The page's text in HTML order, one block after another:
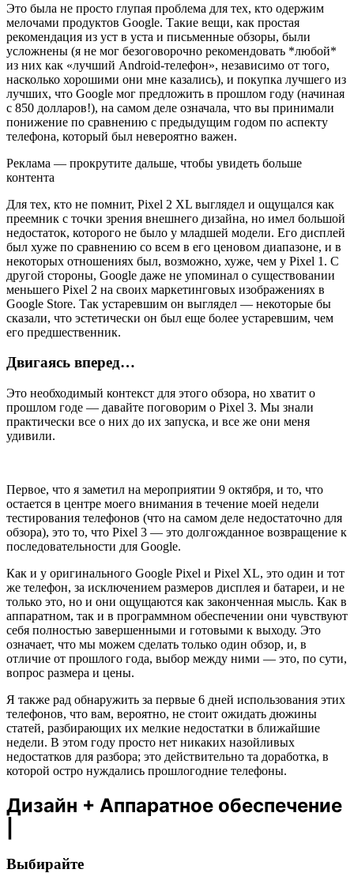
Это была не просто глупая проблема для тех, кто одержим
мелочами продуктов Google. Такие вещи, как простая
рекомендация из уст в уста и письменные обзоры, были
усложнены (я не мог безоговорочно рекомендовать *любой*
из них как «лучший Android-телефон», независимо от того,
насколько хорошими они мне казались), и покупка лучшего из
лучших, что Google мог предложить в прошлом году (начиная
с 850 долларов!), на самом деле означала, что вы принимали
понижение по сравнению с предыдущим годом по аспекту
телефона, который был невероятно важен.
Реклама — прокрутите дальше, чтобы увидеть больше
контента
Для тех, кто не помнит, Pixel 2 XL выглядел и ощущался как
преемник с точки зрения внешнего дизайна, но имел большой
недостаток, которого не было у младшей модели. Его дисплей
был хуже по сравнению со всем в его ценовом диапазоне, и в
некоторых отношениях был, возможно, хуже, чем у Pixel 1. С
другой стороны, Google даже не упоминал о существовании
меньшего Pixel 2 на своих маркетинговых изображениях в
Google Store. Так устаревшим он выглядел — некоторые бы
сказали, что эстетически он был еще более устаревшим, чем
его предшественник.
Двигаясь вперед…
Это необходимый контекст для этого обзора, но хватит о
прошлом годе — давайте поговорим о Pixel 3. Мы знали
практически все о них до их запуска, и все же они меня
удивили.
Первое, что я заметил на мероприятии 9 октября, и то, что
остается в центре моего внимания в течение моей недели
тестирования телефонов (что на самом деле недостаточно для
обзора), это то, что Pixel 3 — это долгожданное возвращение к
последовательности для Google.
Как и у оригинального Google Pixel и Pixel XL, это один и тот
же телефон, за исключением размеров дисплея и батареи, и не
только это, но и они ощущаются как законченная мысль. Как в
аппаратном, так и в программном обеспечении они чувствуют
себя полностью завершенными и готовыми к выходу. Это
означает, что мы можем сделать только один обзор, и, в
отличие от прошлого года, выбор между ними — это, по сути,
вопрос размера и цены.
Я также рад обнаружить за первые 6 дней использования этих
телефонов, что вам, вероятно, не стоит ожидать дюжины
статей, разбирающих их мелкие недостатки в ближайшие
недели. В этом году просто нет никаких назойливых
недостатков для разбора; это действительно та доработка, в
которой остро нуждались прошлогодние телефоны.
Дизайн + Аппаратное обеспечение
Выбирайте